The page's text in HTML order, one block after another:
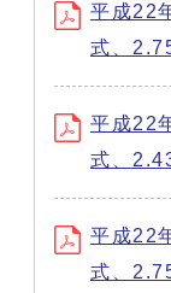
平成22
式、
平成22
式、
平成22
式、